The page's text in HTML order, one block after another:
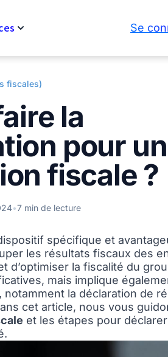
Se
fiscales)
la
pour
fiscale ?
•7 min de lecture
spécifique et
les résultats fiscaux des
d’optimiser la fiscalité du
mais implique
notamment la déclaration de
cet article, nous vous
et les étapes pour